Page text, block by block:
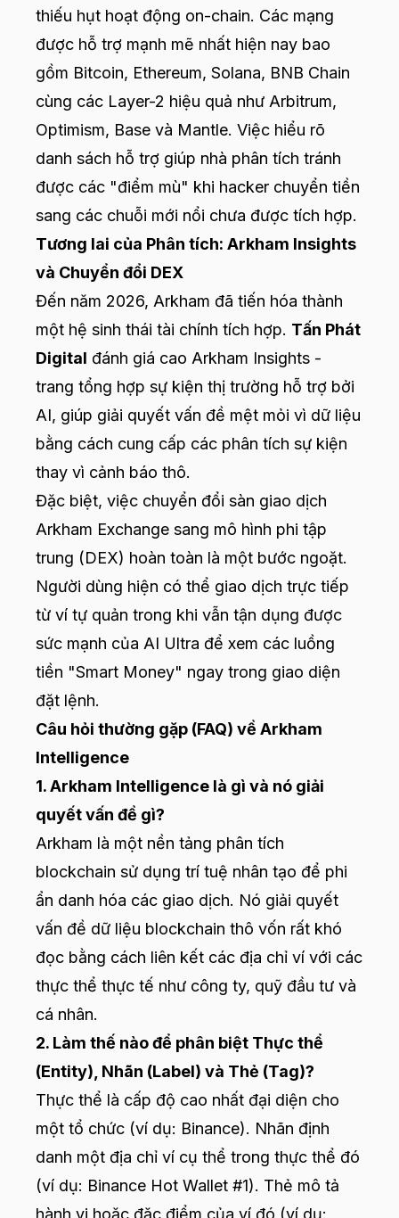
thiếu hụt hoạt động on-chain. Các mạng
được hỗ trợ mạnh mẽ nhất hiện nay bao
gồm Bitcoin, Ethereum, Solana, BNB Chain
cùng các Layer-2 hiệu quả như Arbitrum,
Optimism, Base và Mantle. Việc hiểu rõ
danh sách hỗ trợ giúp nhà phân tích tránh
được các "điểm mù" khi hacker chuyển tiền
sang các chuỗi mới nổi chưa được tích hợp.
Tương lai của Phân tích: Arkham Insights
và Chuyển đổi DEX
Đến năm 2026, Arkham đã tiến hóa thành
một hệ sinh thái tài chính tích hợp. Tấn Phát
Digital đánh giá cao Arkham Insights -
trang tổng hợp sự kiện thị trường hỗ trợ bởi
AI, giúp giải quyết vấn đề mệt mỏi vì dữ liệu
bằng cách cung cấp các phân tích sự kiện
thay vì cảnh báo thô.
Đặc biệt, việc chuyển đổi sàn giao dịch
Arkham Exchange sang mô hình phi tập
trung (DEX) hoàn toàn là một bước ngoặt.
Người dùng hiện có thể giao dịch trực tiếp
từ ví tự quản trong khi vẫn tận dụng được
sức mạnh của AI Ultra để xem các luồng
tiền "Smart Money" ngay trong giao diện
đặt lệnh.
Câu hỏi thường gặp (FAQ) về Arkham
Intelligence
1. Arkham Intelligence là gì và nó giải
quyết vấn đề gì?
Arkham là một nền tảng phân tích
blockchain sử dụng trí tuệ nhân tạo để phi
ẩn danh hóa các giao dịch. Nó giải quyết
vấn đề dữ liệu blockchain thô vốn rất khó
đọc bằng cách liên kết các địa chỉ ví với các
thực thể thực tế như công ty, quỹ đầu tư và
cá nhân.
2. Làm thế nào để phân biệt Thực thể
(Entity), Nhãn (Label) và Thẻ (Tag)?
Thực thể là cấp độ cao nhất đại diện cho
một tổ chức (ví dụ: Binance). Nhãn định
danh một địa chỉ ví cụ thể trong thực thể đó
(ví dụ: Binance Hot Wallet #1). Thẻ mô tả
hành vi hoặc đặc điểm của ví đó (ví dụ: